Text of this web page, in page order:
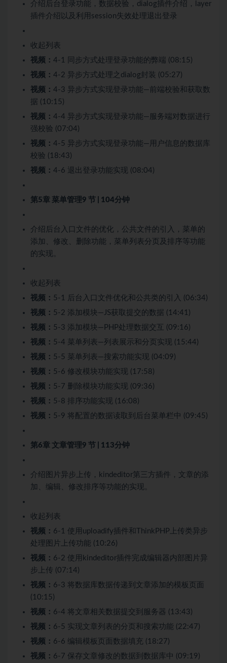
介绍后台登录功能，数据校验，dialog插件介绍，layer
插件介绍以及利用session失效处理退出登录
收起列表
视频： 4-1 同步方式处理登录功能的弊端 (08:15)
视频： 4-2 异步方式处理之dialog封装 (05:27)
视频： 4-3 异步方式实现登录功能—前端校验和获取数
据 (10:15)
视频： 4-4 异步方式实现登录功能—服务端对数据进行
强校验 (07:04)
视频： 4-5 异步方式实现登录功能—用户信息的数据库
校验 (18:43)
视频： 4-6 退出登录功能实现 (08:04)
第5章 菜单管理9 节 | 104分钟
介绍后台入口文件的优化，公共文件的引入，菜单的
添加、修改、删除功能，菜单列表分页及排序等功能
的实现。
收起列表
视频： 5-1 后台入口文件优化和公共类的引入 (06:34)
视频： 5-2 添加模块—JS获取提交的数据 (14:41)
视频： 5-3 添加模块—PHP处理数据交互 (09:16)
视频： 5-4 菜单列表—列表展示和分页实现 (15:44)
视频： 5-5 菜单列表—搜索功能实现 (04:09)
视频： 5-6 修改模块功能实现 (17:58)
视频： 5-7 删除模块功能实现 (09:36)
视频： 5-8 排序功能实现 (16:08)
视频： 5-9 将配置的数据读取到后台菜单栏中 (09:45)
第6章 文章管理9 节 | 113分钟
介绍图片异步上传，kindeditor第三方插件，文章的添
加、编辑、修改排序等功能的实现。
收起列表
视频： 6-1 使用uploadify插件和ThinkPHP上传类异步
处理图片上传功能 (10:26)
视频： 6-2 使用kindeditor插件完成编辑器内部图片异
步上传 (07:14)
视频： 6-3 将数据库数据传递到文章添加的模板页面
(10:15)
视频： 6-4 将文章相关数据提交到服务器 (13:43)
视频： 6-5 实现文章列表的分页和搜索功能 (22:47)
视频： 6-6 编辑模板页面数据填充 (18:27)
视频： 6-7 保存文章修改的数据到数据库中 (09:19)